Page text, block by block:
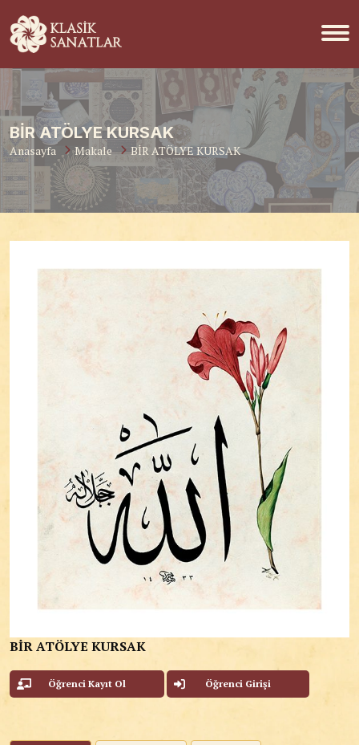
BİR ATÖLYE KURSAK
Anasayfa Makale BİR ATÖLYE KURSAK
BİR ATÖLYE KURSAK
Öğrenci Kayıt Ol Öğrenci Girişi